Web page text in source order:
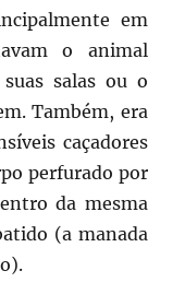
em
o animal
salas ou o
Também, era
caçadores
perfurado por
da mesma
(a manada